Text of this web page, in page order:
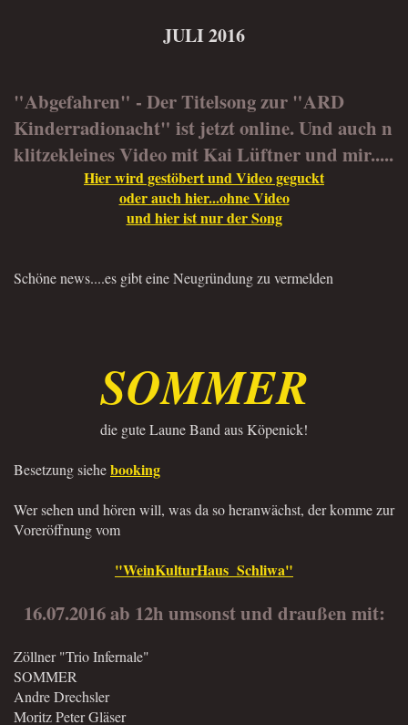
JULI 2016
"Abgefahren" - Der Titelsong zur "ARD
Kinderradionacht" ist jetzt online. Und auch n
klitzekleines Video mit Kai Lüftner und mir.....
Hier wird gestöbert und Video geguckt
oder auch hier...ohne Video
und hier ist nur der Song
Schöne news....es gibt eine Neugründung zu vermelden
SOMMER
die gute Laune Band aus Köpenick!
Besetzung siehebooking
Wer sehen und hören will, was da so heranwächst, der komme zur
Voreröffnung vom
"WeinKulturHaus Schliwa"
16.07.2016 ab 12h umsonst und draußen mit:
Zöllner "Trio Infernale"
SOMMER
Andre Drechsler
Moritz Peter Gläser